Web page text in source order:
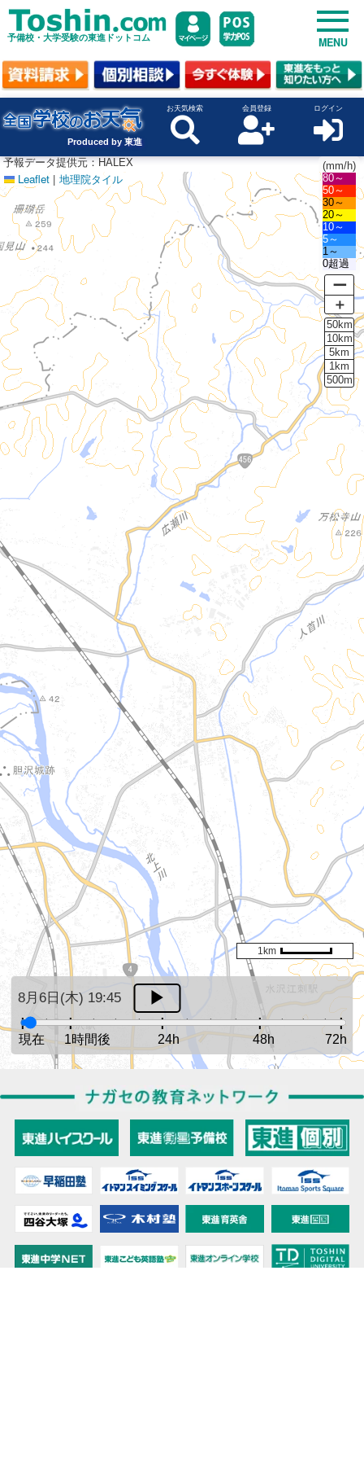
予備校・大学受験の東進ドットコム MENU
Produced by 東進
お天気検索 会員登録 ログイン
Leaflet | 地理院タイル
8月6日(木) 19:45
現在 1時間後 24h 48h 72h
1km
(mm/h)
80～
50～
30～
20～
10～
5～
1～
0超過
ー
＋
50km
10km
5km
1km
500m
予報データ提供元：HALEX